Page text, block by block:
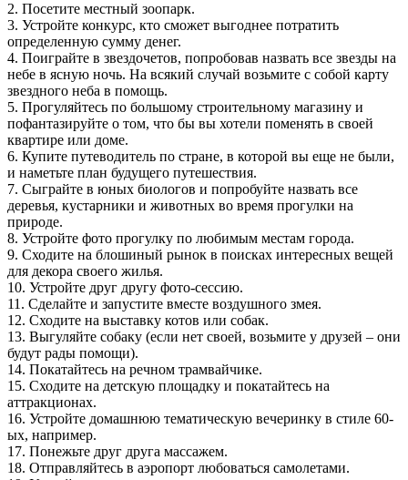
2. Посетите местный зоопарк.
3. Устройте конкурс, кто сможет выгоднее потратить
определенную сумму денег.
4. Поиграйте в звездочетов, попробовав назвать все звезды на
небе в ясную ночь. На всякий случай возьмите с собой карту
звездного неба в помощь.
5. Прогуляйтесь по большому строительному магазину и
пофантазируйте о том, что бы вы хотели поменять в своей
квартире или доме.
6. Купите путеводитель по стране, в которой вы еще не были,
и наметьте план будущего путешествия.
7. Сыграйте в юных биологов и попробуйте назвать все
деревья, кустарники и животных во время прогулки на
природе.
8. Устройте фото прогулку по любимым местам города.
9. Сходите на блошиный рынок в поисках интересных вещей
для декора своего жилья.
10. Устройте друг другу фото-сессию.
11. Сделайте и запустите вместе воздушного змея.
12. Сходите на выставку котов или собак.
13. Выгуляйте собаку (если нет своей, возьмите у друзей – они
будут рады помощи).
14. Покатайтесь на речном трамвайчике.
15. Сходите на детскую площадку и покатайтесь на
аттракционах.
16. Устройте домашнюю тематическую вечеринку в стиле 60-
ых, например.
17. Понежьте друг друга массажем.
18. Отправляйтесь в аэропорт любоваться самолетами.